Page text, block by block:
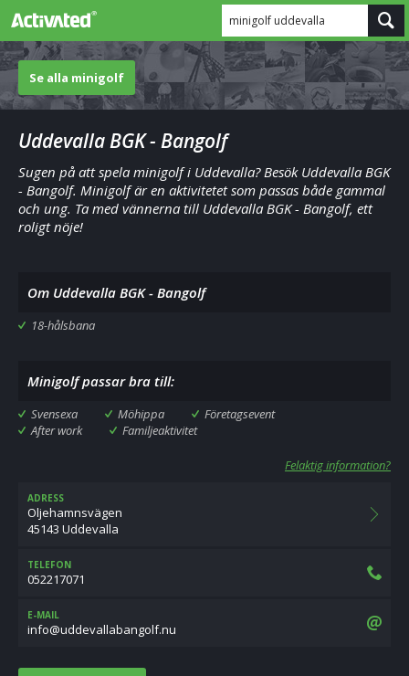
minigolf uddevalla
Se alla minigolf
Uddevalla BGK - Bangolf
Sugen på att spela minigolf i Uddevalla? Besök Uddevalla BGK
- Bangolf. Minigolf är en aktivitetet som passas både gammal
och ung. Ta med vännerna till Uddevalla BGK - Bangolf, ett
roligt nöje!
Om Uddevalla BGK - Bangolf
18-hålsbana
Minigolf passar bra till:
Svensexa Möhippa
Företagsevent
After work
Familjeaktivitet
Felaktig information?
ADRESS
Oljehamnsvägen
45143 Uddevalla
TELEFON
052217071
E-MAIL
un.flognaballaveddu@ofni